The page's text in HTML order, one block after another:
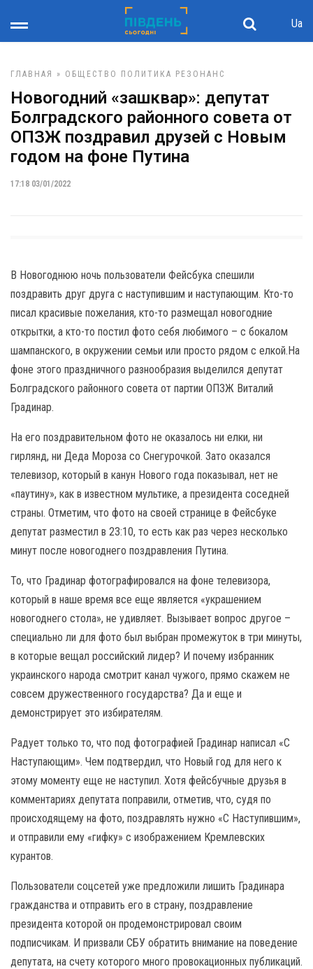
Ua
ГЛАВНАЯ » ОБЩЕСТВО ПОЛИТИКА РЕЗОНАНС
Новогодний «зашквар»: депутат
Болградского районного совета от
ОПЗЖ поздравил друзей с Новым
годом на фоне Путина
17:18 03/01/2022
В Новогоднюю ночь пользователи Фейсбука спешили
поздравить друг друга с наступившим и наступающим. Кто-то
писал красивые пожелания, кто-то размещал новогодние
открытки, а кто-то постил фото себя любимого – с бокалом
шампанского, в окружении семьи или просто рядом с елкой.На
фоне этого праздничного разнообразия выделился депутат
Болградского районного совета от партии ОПЗЖ Виталий
Градинар.
На его поздравительном фото не оказалось ни елки, ни
гирлянд, ни Деда Мороза со Снегурочкой. Зато оказался
телевизор, который в канун Нового года показывал, нет не
«паутину», как в известном мультике, а президента соседней
страны. Отметим, что фото на своей странице в Фейсбуке
депутат разместил в 23:10, то есть как раз через несколько
минут после новогоднего поздравления Путина.
То, что Градинар фотографировался на фоне телевизора,
который в наше время все еще является «украшением
новогоднего стола», не удивляет. Вызывает вопрос другое –
специально ли для фото был выбран промежуток в три минуты,
в которые вещал российский лидер? И почему избранник
украинского народа смотрит канал чужого, прямо скажем не
совсем дружественного государства? Да и еще и
демонстрирует это избирателям.
Радует только то, что под фотографией Градинар написал «С
Наступающим». Чем подтвердил, что Новый год для него к
этому моменту еще не наступил. Хотя фейсбучные друзья в
комментариях депутата поправили, отметив, что, судя по
происходящему на фото, поздравлять нужно «С Наступившим»,
и отправили ему «гифку» с изображением Кремлевских
курантов.
Пользователи соцсетей уже предложили лишить Градинара
гражданства и отправить его в страну, поздравление
президента которой он продемонстрировал своим
подписчикам. И призвали СБУ обратить внимание на поведение
депутата, на счету которого много провокационных публикаций.